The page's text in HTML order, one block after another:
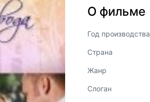
О фильме
Год производства
Страна
Жанр
Слоган